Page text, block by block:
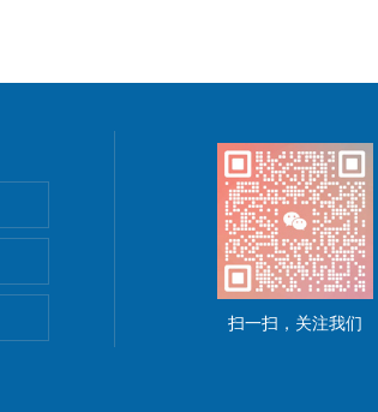
货
扫一扫，关注我们